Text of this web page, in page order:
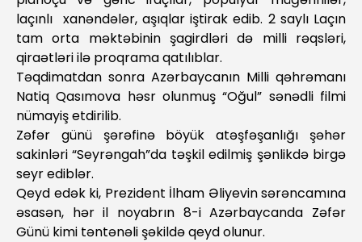
laçınlı xanəndələr, aşıqlar iştirak edib. 2 saylı Laçın
tam orta məktəbinin şagirdləri də milli rəqsləri,
qiraətləri ilə proqrama qatılıblar.
Təqdimatdan sonra Azərbaycanın Milli qəhrəmanı
Natiq Qasımova həsr olunmuş “Oğul” sənədli filmi
nümayiş etdirilib.
Zəfər günü şərəfinə böyük atəşfəşanlığı şəhər
sakinləri “Seyrəngah”da təşkil edilmiş şənlikdə birgə
seyr ediblər.
Qeyd edək ki, Prezident İlham Əliyevin sərəncamına
əsasən, hər il noyabrın 8-i Azərbaycanda Zəfər
Günü kimi təntənəli şəkildə qeyd olunur.